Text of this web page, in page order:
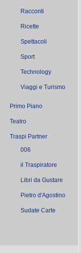
Racconti
Ricette
Spettacoli
Sport
Technology
Viaggi e Turismo
Primo Piano
Teatro
Traspi Partner
006
il Traspiratore
Libri da Gustare
Pietro d'Agostino
Sudate Carte